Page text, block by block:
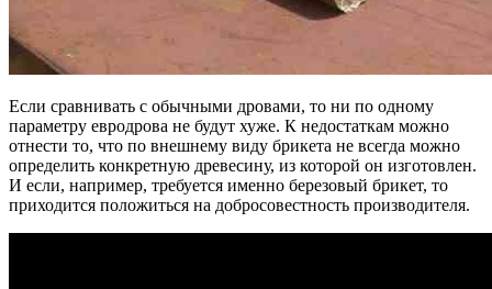
Если сравнивать с обычными дровами, то ни по одному
параметру евродрова не будут хуже. К недостаткам можно
отнести то, что по внешнему виду брикета не всегда можно
определить конкретную древесину, из которой он изготовлен.
И если, например, требуется именно березовый брикет, то
приходится положиться на добросовестность производителя.